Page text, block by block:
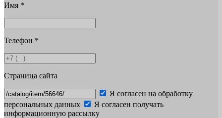
Имя *
Телефон *
Страница сайта
Я согласен на обработку
персональных данных
Я согласен получать
информационную рассылку